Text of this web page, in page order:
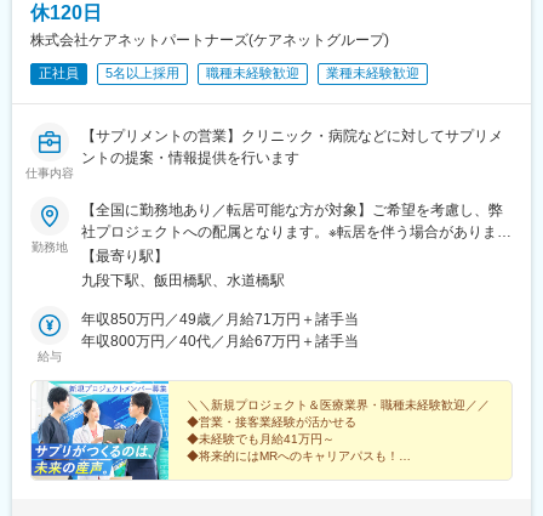
自身の売上・営業活動が患者さんのQOLの向上や病気から救うこ
とに繋がるため、やりがいをもって営業できます。
＜頑張りは適切に評価＞
■福利厚生（転勤を伴う場合）：
・家賃：一部会社負担
・住居契約初期経費：会社負担（上限設定あり）
・入居時の引越し費用：会社負担（会社指定業者）
＼＼求人のポイント／／
◎未経験から医療業界へ｜大手製薬会社のプロジェクトで働ける
◎3ヶ月研修＋OJTでゼロから育成｜専門性の高いキャリア形成
員など）が活躍中
▽約3ヶ月の研修（医療知識・業務理解）
▽現場配属（4ヶ月目～）※マネージャーなど周囲のサポートを受
けながら実務習得
▽キャリア形成（MR経験者スペシャリスト・管理職や本社管理職
へのキャリアアップ＆キャリアチェンジの可能性アリ）
■充実した研修制度
・全員未経験入社！同期とスタートできる環境
・配属後もマネージャーや先輩MRが成長をサポート
■手厚い福利厚生
・外勤手当（1日1,500円）
休120日
株式会社ケアネットパートナーズ(ケアネットグループ)
正社員 5名以上採用 職種未経験歓迎 業種未経験歓迎
仕事内容
【サプリメントの営業】クリニック・病院などに対してサプリメ
ントの提案・情報提供を行います
勤務地
【全国に勤務地あり／転居可能な方が対象】ご希望を考慮し、弊
社プロジェクトへの配属となります。※転居を伴う場合があります
（転居可能な方が応募対象です）★転居にかかる費用は会社負担
（規定あり）！引っ越しの不安を感じている方もご安心くださ
引っ越し費用・物件の内見にかかる交通費・契約手続きにかかる
交通費新しい土地でのスタートを、会社がしっかりバックアップ
【最寄り駅】
九段下駅、飯田橋駅、水道橋駅
給与
年収850万円／49歳／月給71万円＋諸手当
年収800万円／40代／月給67万円＋諸手当
＼＼新規プロジェクト＆医療業界・職種未経験歓迎／／
◆営業・接客業経験が活かせる
◆未経験でも月給41万円～
◆将来的にはMRへのキャリアパスも！